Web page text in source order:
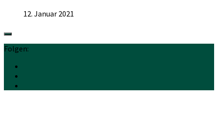
12. Januar 2021
Folgen: